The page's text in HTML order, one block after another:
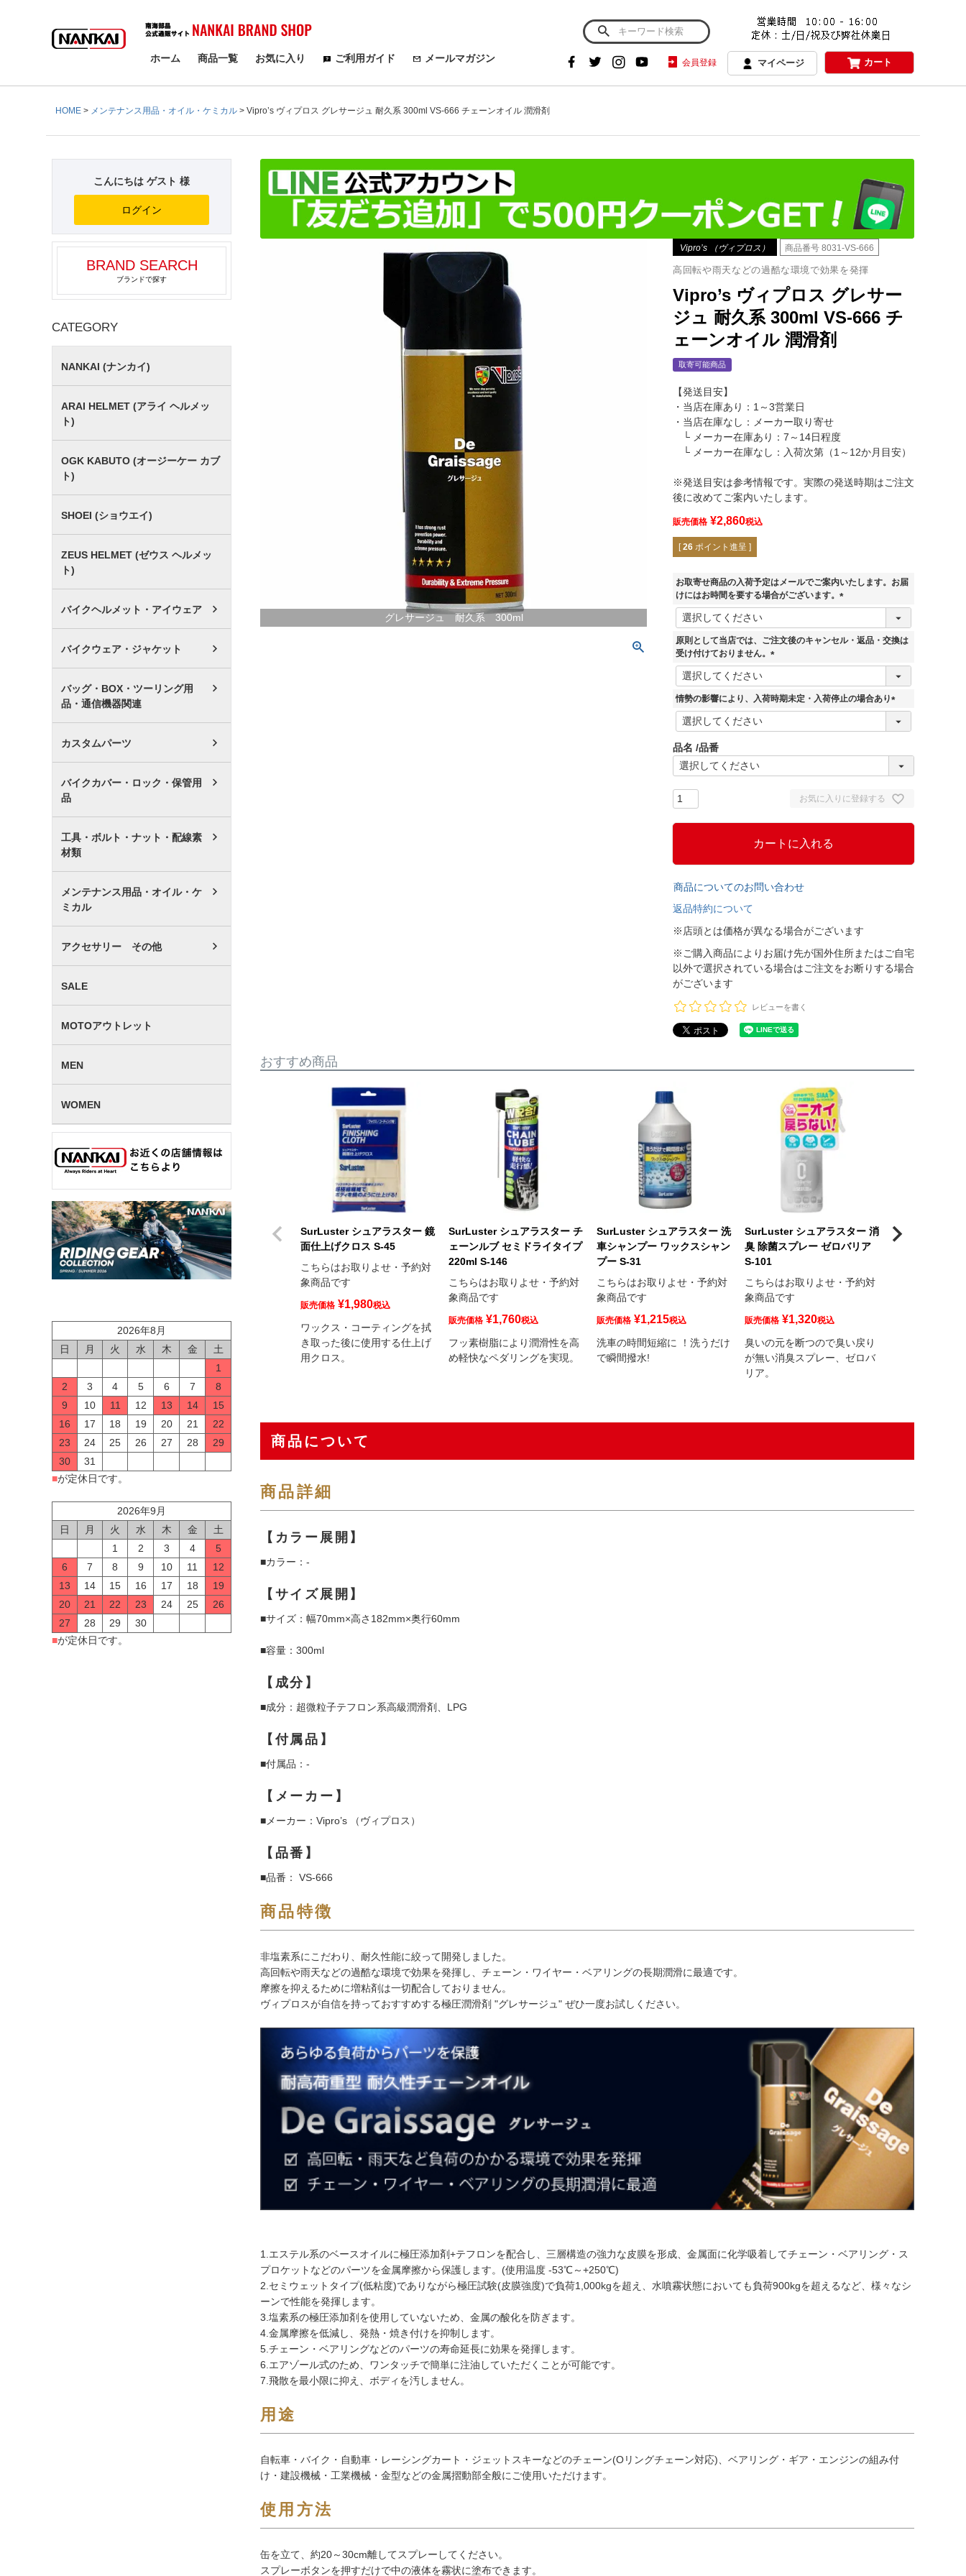
検索
ホーム 商品一覧 お気に入り ご利用ガイド メールマガジン 会員登録 マイページ カート
HOME メンテナンス用品・オイル・ケミカル Vipro’s ヴィプロス グレサージュ 耐久系 300ml VS-666 チェーンオイル 潤滑剤
こんにちは ゲスト 様
ログイン
BRAND SEARCH
ブランドで探す
CATEGORY
NANKAI (ナンカイ)
ARAI HELMET (アライ ヘルメッ
ト)
OGK KABUTO (オージーケー カブ
ト)
SHOEI (ショウエイ)
ZEUS HELMET (ゼウス ヘルメッ
ト)
バイクヘルメット・アイウェア
バイクウェア・ジャケット
バッグ・BOX・ツーリング用
品・通信機器関連
カスタムパーツ
バイクカバー・ロック・保管用
品
工具・ボルト・ナット・配線素
材類
メンテナンス用品・オイル・ケ
ミカル
アクセサリー その他
SALE
MOTOアウトレット
MEN
WOMEN
2026年8月
日
月 火 水 木 金
土
1
2
3 4 5 6 7
8
9
10 11 12 13 14
15
16
17 18 19 20 21
22
23
24 25 26 27 28
29
30
31
■が定休日です。
2026年9月
日
月 火 水 木 金
土
1
2 3 4
5
6
7 8 9 10 11
12
13
14 15 16 17 18
19
20
21 22 23 24 25
26
27
28 29
30
■が定休日です。
グレサージュ 耐久系 300ml
Vipro’s （ヴィプロス） 商品番号 8031-VS-666
高回転や雨天などの過酷な環境で効果を発揮
Vipro’s ヴィプロス グレサー
ジュ 耐久系 300ml VS-666 チ
ェーンオイル 潤滑剤
取寄可能商品
【発送目安】
・当店在庫あり：1～3営業日
・当店在庫なし：メーカー取り寄せ
└ メーカー在庫あり：7～14日程度
└ メーカー在庫なし：入荷次第（1～12か月目安）
※発送目安は参考情報です。実際の発送時期はご注文
後に改めてご案内いたします。
販売価格 ¥2,860税込
[ 26 ポイント進呈 ]
お取寄せ商品の入荷予定はメールでご案内いたします。お届
けにはお時間を要する場合がございます。
(
須
原則として当店では、ご注文後のキャンセル・返品・交換は
受け付けておりません。
(
須
情勢の影響により、入荷時期未定・入荷停止の場合あり
(
)
品名 品番
お気に入りに登録する
カートに入れる
商品についてのお問い合わせ
返品特約について
※店頭とは価格が異なる場合がございます
※ご購入商品によりお届け先が国外住所またはご自宅
以外で選択されている場合はご注文をお断りする場合
がございます
レビューを書く
おすすめ商品
SurLuster シュアラスター 鏡
面仕上げクロス S-45
こちらはお取りよせ・予約対
象商品です
販売価格 ¥1,980税込
ワックス・コーティングを拭
き取った後に使用する仕上げ
用クロス。
SurLuster シュアラスター チ
ェーンルブ セミドライタイプ
220ml S-146
こちらはお取りよせ・予約対
象商品です
販売価格 ¥1,760税込
フッ素樹脂により潤滑性を高
め軽快なペダリングを実現。
SurLuster シュアラスター 洗
車シャンプー ワックスシャン
プー S-31
こちらはお取りよせ・予約対
象商品です
販売価格 ¥1,215税込
洗車の時間短縮に ！洗うだけ
で瞬間撥水!
SurLuster シュアラスター 消
臭 除菌スプレー ゼロバリア
S-101
こちらはお取りよせ・予約対
象商品です
販売価格 ¥1,320税込
臭いの元を断つので臭い戻り
が無い消臭スプレー、ゼロバ
リア。
SurLuster シュ
商品について
商品詳細
【カラー展開】
■カラー：-
【サイズ展開】
■サイズ：幅70mm×高さ182mm×奥行60mm
■容量：300ml
【成分】
■成分：超微粒子テフロン系高級潤滑剤、LPG
【付属品】
■付属品：-
【メーカー】
■メーカー：Vipro’s （ヴィプロス）
【品番】
■品番： VS-666
商品特徴
非塩素系にこだわり、耐久性能に絞って開発しました。
高回転や雨天などの過酷な環境で効果を発揮し、チェーン・ワイヤー・ベアリングの長期潤滑に最適です。
摩擦を抑えるために増粘剤は一切配合しておりません。
ヴィプロスが自信を持っておすすめする極圧潤滑剤 "グレサージュ" ぜひ一度お試しください。
1.エステル系のベースオイルに極圧添加剤+テフロンを配合し、三層構造の強力な皮膜を形成、金属面に化学吸着してチェーン・ベアリング・ス
プロケットなどのパーツを金属摩擦から保護します。(使用温度 -53℃～+250℃)
2.セミウェットタイプ(低粘度)でありながら極圧試験(皮膜強度)で負荷1,000kgを超え、水噴霧状態においても負荷900kgを超えるなど、様々なシ
ーンで性能を発揮します。
3.塩素系の極圧添加剤を使用していないため、金属の酸化を防ぎます。
4.金属摩擦を低減し、発熱・焼き付けを抑制します。
5.チェーン・ベアリングなどのパーツの寿命延長に効果を発揮します。
6.エアゾール式のため、ワンタッチで簡単に注油していただくことが可能です。
7.飛散を最小限に抑え、ボディを汚しません。
用途
自転車・バイク・自動車・レーシングカート・ジェットスキーなどのチェーン(Oリングチェーン対応)、ベアリング・ギア・エンジンの組み付
け・建設機械・工業機械・金型などの金属摺動部全般にご使用いただけます。
使用方法
缶を立て、約20～30cm離してスプレーしてください。
スプレーボタンを押すだけで中の液体を霧状に塗布できます。